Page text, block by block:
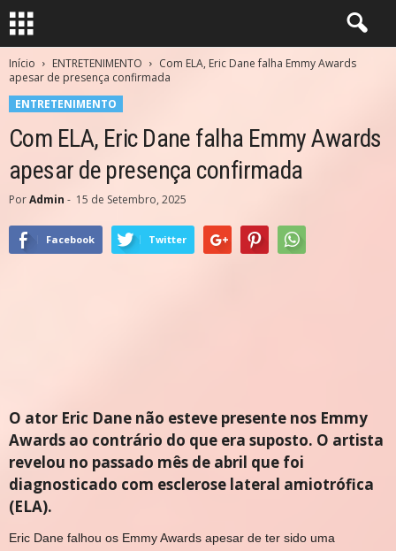
Início ENTRETENIMENTO
Com ELA, Eric Dane falha Emmy Awards
apesar de presença confirmada
ENTRETENIMENTO
Com ELA, Eric Dane falha Emmy Awards
apesar de presença confirmada
PorAdmin - 15 de Setembro, 2025
Facebook Twitter
O ator Eric Dane não esteve presente nos Emmy
Awards ao contrário do que era suposto. O artista
revelou no passado mês de abril que foi
diagnosticado com esclerose lateral amiotrófica
(ELA).
Eric Dane falhou os Emmy Awards apesar de ter sido uma